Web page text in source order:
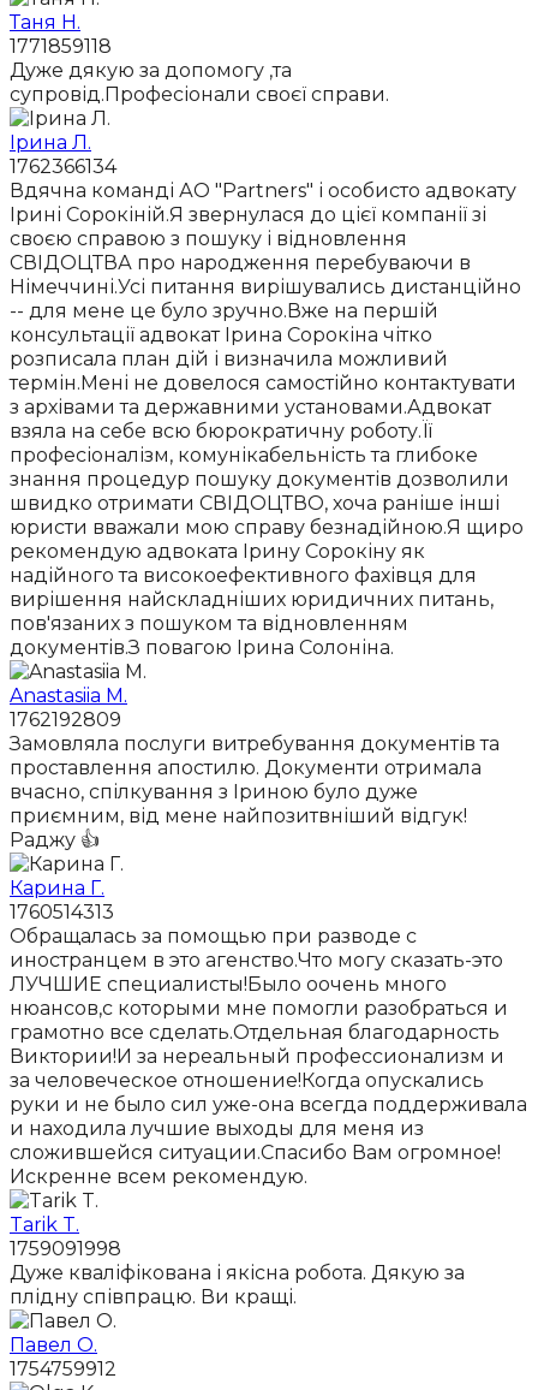
Таня Н.
1771859118
Дуже дякую за допомогу ,та
супровід.Професіонали своєї справи.
Ірина Л.
1762366134
Вдячна команді АО "Partners" і особисто адвокату
Ірині Сорокіній.Я звернулася до цієї компанії зі
своєю справою з пошуку і відновлення
СВІДОЦТВА про народження перебуваючи в
Німеччині.Усі питання вирішувались дистанційно
-- для мене це було зручно.Вже на першій
консультації адвокат Ірина Сорокіна чітко
розписала план дій і визначила можливий
термін.Мені не довелося самостійно контактувати
з архівами та державними установами.Адвокат
взяла на себе всю бюрократичну роботу.Її
професіоналізм, комунікабельність та глибоке
знання процедур пошуку документів дозволили
швидко отримати СВІДОЦТВО, хоча раніше інші
юристи вважали мою справу безнадійною.Я щиро
рекомендую адвоката Ірину Сорокіну як
надійного та високоефективного фахівця для
вирішення найскладніших юридичних питань,
пов'язаних з пошуком та відновленням
документів.З повагою Ірина Солоніна.
Anastasiia M.
1762192809
Замовляла послуги витребування документів та
проставлення апостилю. Документи отримала
вчасно, спілкування з Іриною було дуже
приємним, від мене найпозитвніший відгук!
Раджу 👍
Карина Г.
1760514313
Обращалась за помощью при разводе с
иностранцем в это агенство.Что могу сказать-это
ЛУЧШИЕ специалисты!Было оочень много
нюансов,с которыми мне помогли разобраться и
грамотно все сделать.Отдельная благодарность
Виктории!И за нереальный профессионализм и
за человеческое отношение!Когда опускались
руки и не было сил уже-она всегда поддерживала
и находила лучшие выходы для меня из
сложившейся ситуации.Спасибо Вам огромное!
Искренне всем рекомендую.
Tarik T.
1759091998
Дуже кваліфікована і якісна робота. Дякую за
плідну співпрацю. Ви кращі.
Павел О.
1754759912